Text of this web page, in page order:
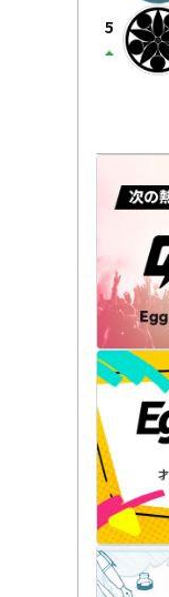
5
arrow_drop_up